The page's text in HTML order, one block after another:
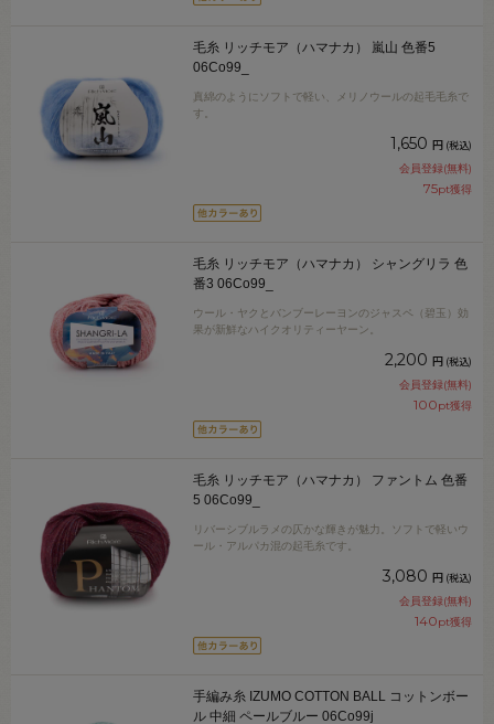
毛糸 リッチモア（ハマナカ） 嵐山 色番5
06Co99_
真綿のようにソフトで軽い、メリノウールの起毛毛糸で
す。
1,650 円 (税込)
会員登録(無料)
75pt獲得
毛糸 リッチモア（ハマナカ） シャングリラ 色
番3 06Co99_
ウール・ヤクとバンブーレーヨンのジャスペ（碧玉）効
果が新鮮なハイクオリティーヤーン。
2,200 円 (税込)
会員登録(無料)
100pt獲得
毛糸 リッチモア（ハマナカ） ファントム 色番
5 06Co99_
リバーシブルラメの仄かな輝きが魅力。ソフトで軽いウ
ール・アルパカ混の起毛糸です。
3,080 円 (税込)
会員登録(無料)
140pt獲得
手編み糸 IZUMO COTTON BALL コットンボー
ル 中細 ペールブルー 06Co99j